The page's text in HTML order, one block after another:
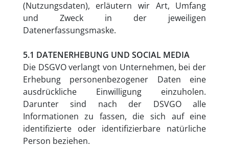
(Nutzungsdaten), erläutern wir Art, Umfang
und Zweck in der jeweiligen
Datenerfassungsmaske.
5.1 DATENERHEBUNG UND SOCIAL MEDIA
Die DSGVO verlangt von Unternehmen, bei der
Erhebung personenbezogener Daten eine
ausdrückliche Einwilligung einzuholen.
Darunter sind nach der DSVGO alle
Informationen zu fassen, die sich auf eine
identifizierte oder identifizierbare natürliche
Person beziehen.